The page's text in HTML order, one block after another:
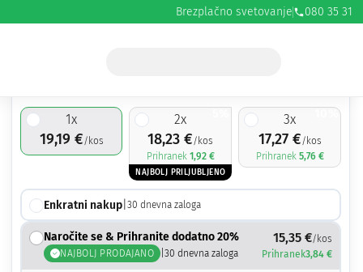
Brezplačno svetovanje 080 35 31
1x
19,19 €/kos
2x
18,23€/kos
Prihranek 1,92 €
NAJBOLJ PRILJUBLJENO
10%
3x
17,27 €/kos
Prihranek 5,76 €
Enkratni nakup |30 dnevna zaloga
Naročite se & Prihranite dodatno 20%
NAJBOLJ PRODAJANO |30 dnevna zaloga
15,35 €/kos
Prihranek3,84 €